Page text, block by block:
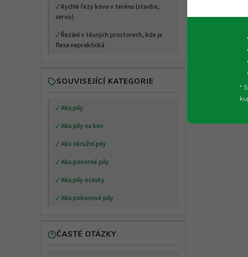
✓ Rychlé řezy kovu v terénu (stavba,
servis)
✓ Řezání v těsných prostorech, kde je
flexa nepraktická
SOUVISEJÍCÍ KATEGORIE
✓ Aku pily
✓ Aku pily na kov
✓ Aku okružní pily
✓ Aku ponorné pily
✓ Aku pily ocasky
✓ Aku pokosové pily
ČASTÉ OTÁZKY
c
♦
♦
♦
♦
*